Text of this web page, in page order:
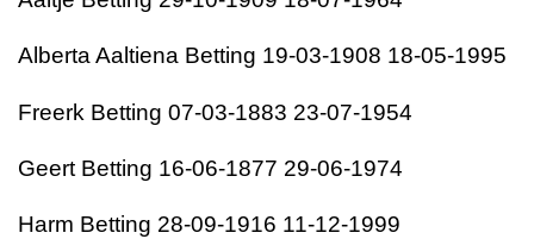
Alberta Aaltiena Betting 19-03-1908 18-05-1995
Freerk Betting 07-03-1883 23-07-1954
Geert Betting 16-06-1877 29-06-1974
Harm Betting 28-09-1916 11-12-1999